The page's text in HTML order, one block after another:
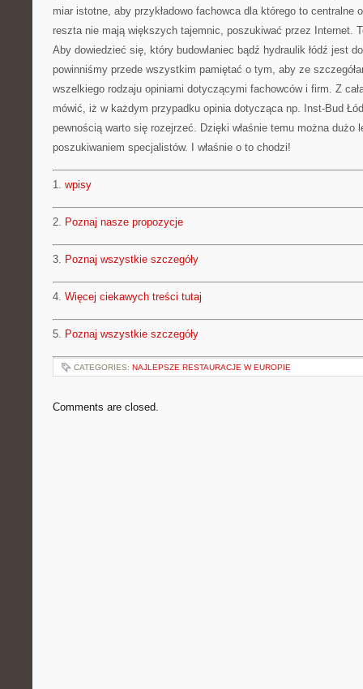
miar istotne, aby przykładowo fachowca dla którego to centralne
reszta nie mają większych tajemnic, poszukiwać przez Internet.
Aby dowiedzieć się, który budowlaniec bądź hydraulik łódź jest
powinniśmy przede wszystkim pamiętać o tym, aby ze
wszelkiego rodzaju opiniami dotyczącymi fachowców i firm. Z
mówić, iż w każdym przypadku opinia dotycząca np. Inst-Bud
pewnością warto się rozejrzeć. Dzięki właśnie temu można dużo
poszukiwaniem specjalistów. I właśnie o to chodzi!
1. wpisy
2. Poznaj nasze propozycje
3. Poznaj wszystkie szczegóły
4. Więcej ciekawych treści tutaj
5. Poznaj wszystkie szczegóły
CATEGORIES: NAJLEPSZE RESTAURACJE W EUROPIE
Comments are closed.